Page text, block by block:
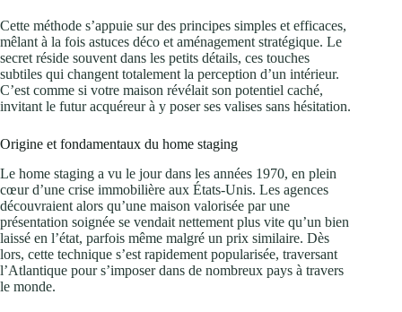
Cette méthode s’appuie sur des principes simples et efficaces,
mêlant à la fois astuces déco et aménagement stratégique. Le
secret réside souvent dans les petits détails, ces touches
subtiles qui changent totalement la perception d’un intérieur.
C’est comme si votre maison révélait son potentiel caché,
invitant le futur acquéreur à y poser ses valises sans hésitation.
Origine et fondamentaux du home staging
Le home staging a vu le jour dans les années 1970, en plein
cœur d’une crise immobilière aux États-Unis. Les agences
découvraient alors qu’une maison valorisée par une
présentation soignée se vendait nettement plus vite qu’un bien
laissé en l’état, parfois même malgré un prix similaire. Dès
lors, cette technique s’est rapidement popularisée, traversant
l’Atlantique pour s’imposer dans de nombreux pays à travers
le monde.